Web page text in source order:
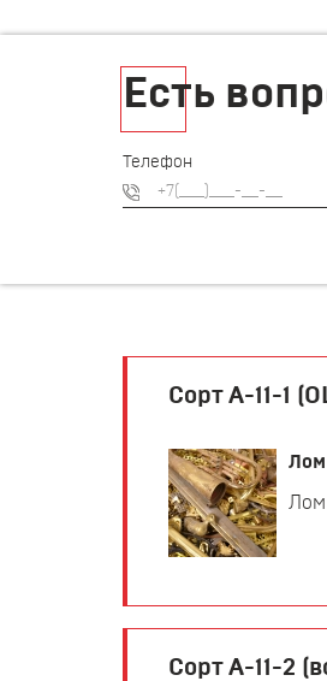
Есть
Телефон
Сорт А-11-1
Лом
Лом
Сорт А-11-2